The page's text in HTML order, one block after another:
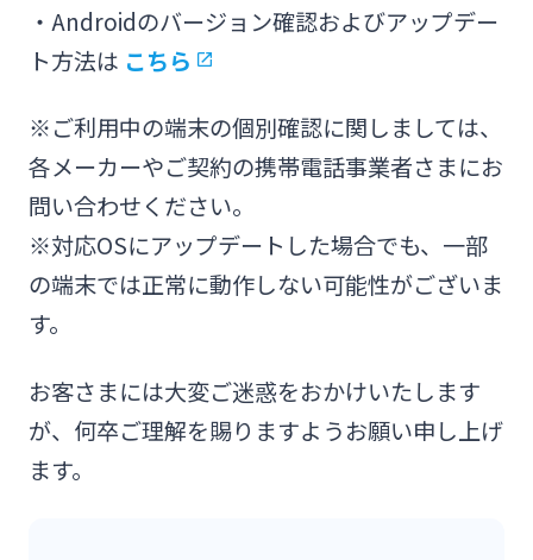
・Androidのバージョン確認およびアップデー
ト方法は こちら
※ご利用中の端末の個別確認に関しましては、
各メーカーやご契約の携帯電話事業者さまにお
問い合わせください。
※対応OSにアップデートした場合でも、一部
の端末では正常に動作しない可能性がございま
す。
お客さまには大変ご迷惑をおかけいたします
が、何卒ご理解を賜りますようお願い申し上げ
ます。